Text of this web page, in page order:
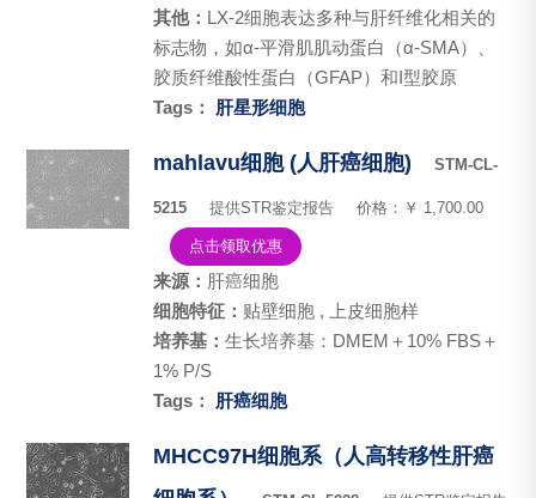
其他： LX-2细胞表达多种与肝纤维化相关的
标志物，如α-平滑肌肌动蛋白（α-SMA）、
胶质纤维酸性蛋白（GFAP）和I型胶原
Tags：
肝星形细胞
mahlavu细胞 (人肝癌细胞) STM-CL-
5215 提供STR鉴定报告 价格：￥ 1,700.00
点击领取优惠
来源： 肝癌细胞
细胞特征： 贴壁细胞 , 上皮细胞样
培养基： 生长培养基：DMEM＋10% FBS＋
1% P/S
Tags：
肝癌细胞
MHCC97H细胞系（人高转移性肝癌